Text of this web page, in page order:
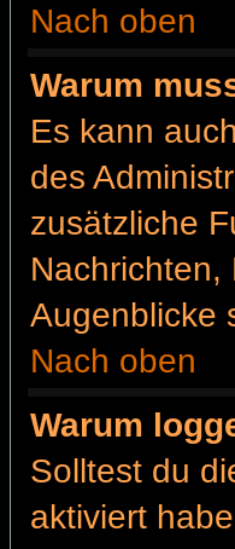
Nach oben
Warum
Es kann
des
zusätzliche
Nachrichten,
Augenblicke
Nach oben
Warum
Solltest du
aktiviert